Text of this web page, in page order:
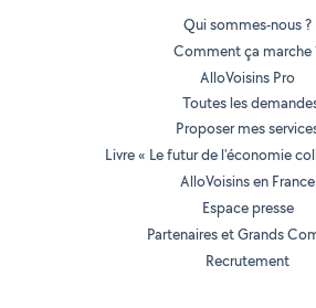
Qui sommes-nous ?
Comment ça marche
AlloVoisins Pro
Toutes les
Proposer mes
Livre « Le futur de l'économie
AlloVoisins en France
Espace presse
Partenaires et Grands
Recrutement